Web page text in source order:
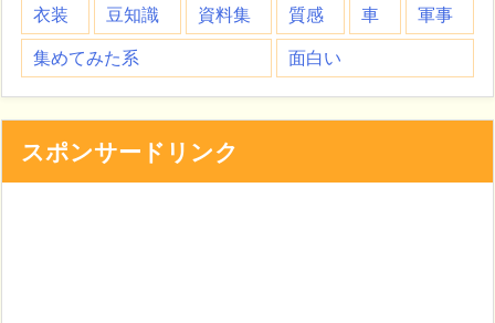
衣装
豆知識 資料集 質感 車
軍事
集めてみた系
面白い
スポンサードリンク